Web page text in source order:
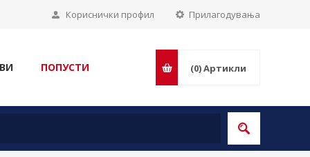
Прилагодувања
Кориснички профил
ПОПУСТИ (0)Артикли